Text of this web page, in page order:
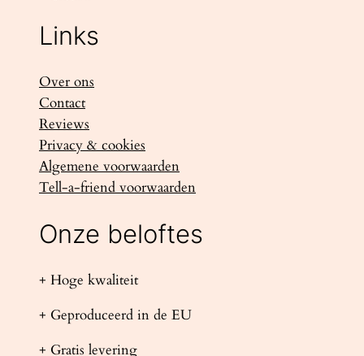
Links
Over ons
Contact
Reviews
Privacy & cookies
Algemene voorwaarden
Tell-a-friend voorwaarden
Onze beloftes
+ Hoge kwaliteit
+ Geproduceerd in de EU
+ Gratis levering